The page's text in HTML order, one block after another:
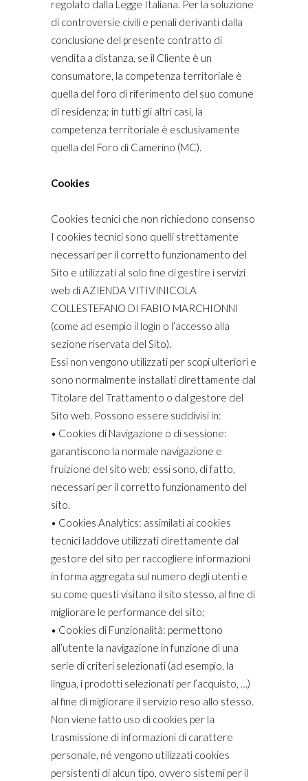
regolato dalla Legge Italiana. Per la soluzione
di controversie civili e penali derivanti dalla
conclusione del presente contratto di
vendita a distanza, se il Cliente è un
consumatore, la competenza territoriale è
quella del foro di riferimento del suo comune
di residenza; in tutti gli altri casi, la
competenza territoriale è esclusivamente
quella del Foro di Camerino (MC).
Cookies
Cookies tecnici che non richiedono consenso
I cookies tecnici sono quelli strettamente
necessari per il corretto funzionamento del
Sito e utilizzati al solo fine di gestire i servizi
web di AZIENDA VITIVINICOLA
COLLESTEFANO DI FABIO MARCHIONNI
(come ad esempio il login o l’accesso alla
sezione riservata del Sito).
Essi non vengono utilizzati per scopi ulteriori e
sono normalmente installati direttamente dal
Titolare del Trattamento o dal gestore del
Sito web. Possono essere suddivisi in:
• Cookies di Navigazione o di sessione:
garantiscono la normale navigazione e
fruizione del sito web; essi sono, di fatto,
necessari per il corretto funzionamento del
sito.
• Cookies Analytics: assimilati ai cookies
tecnici laddove utilizzati direttamente dal
gestore del sito per raccogliere informazioni
in forma aggregata sul numero degli utenti e
su come questi visitano il sito stesso, al fine di
migliorare le performance del sito;
• Cookies di Funzionalità: permettono
all’utente la navigazione in funzione di una
serie di criteri selezionati (ad esempio, la
lingua, i prodotti selezionati per l’acquisto, …)
al fine di migliorare il servizio reso allo stesso.
Non viene fatto uso di cookies per la
trasmissione di informazioni di carattere
personale, né vengono utilizzati cookies
persistenti di alcun tipo, ovvero sistemi per il